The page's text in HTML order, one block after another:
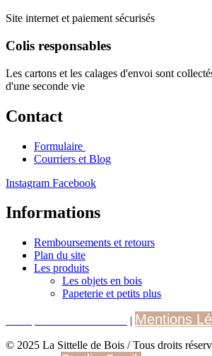
Site internet et paiement sécurisés
Colis responsables
Les cartons et les calages d'envoi sont
d'une seconde vie
Contact
Formulaire
Courriers et Blog
Instagram Facebook
Informations
Remboursements et retours
Plan du site
Les produits
Les objets en bois
Papeterie et petits plus
| Mentions
© 2025 La Sittelle de Bois / Tous droits